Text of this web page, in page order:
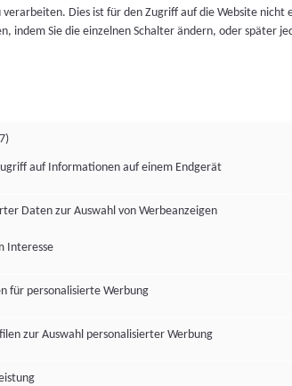
verarbeiten. Dies ist für den Zugriff auf die Website
indem Sie die einzelnen Schalter ändern, oder später
auf Informationen auf einem Endgerät
Daten zur Auswahl von Werbeanzeigen
Interesse
für personalisierte Werbung
zur Auswahl personalisierter Werbung